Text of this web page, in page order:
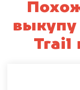
выкупу
Trail